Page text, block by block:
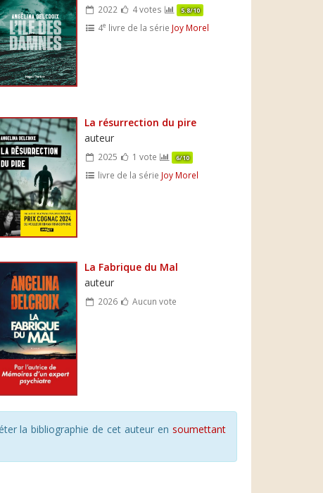
2022 4 votes 5.8/10
4e livre de la série Joy Morel
La résurrection du pire
auteur
2025 1 vote 6/10
livre de la série Joy Morel
La Fabrique du Mal
auteur
2026 Aucun vote
la bibliographie de cet auteur en soumettant